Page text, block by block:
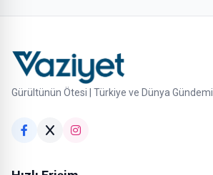
Gürültünün Ötesi | Türkiye ve Dünya Gündemi